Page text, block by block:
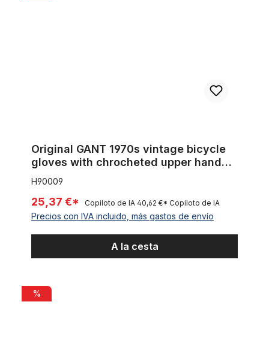
Original GANT 1970s vintage bicycle
gloves with chrocheted upper hand
Size 9
H90009
25,37 €* Copiloto de IA 40,62 €* Copiloto de IA
Precios con IVA incluido, más gastos de envío
A la cesta
Camiseta verde de manga larga
%